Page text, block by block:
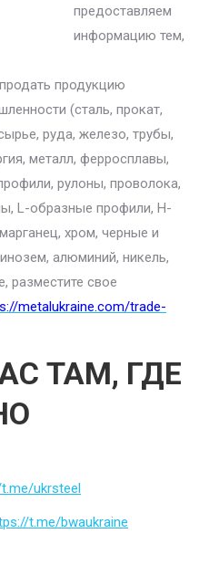
предоставляем
информацию тем,
продукцию
(сталь, прокат,
руда, железо, трубы,
металл, ферросплавы,
рулоны, проволока,
L-образные профили, H-
хром, черные и
алюминий, никель,
разместите свое
metalukraine.com/trade-
ТАМ, ГДЕ
ukrsteel
t.me/bwaukraine